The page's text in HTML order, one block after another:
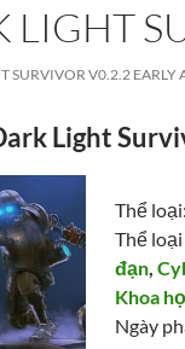
LIGHT
SURVIVOR V0.2.2 EARLY
Light
Thể loại:
Thể
đạn,
Khoa
Ngày